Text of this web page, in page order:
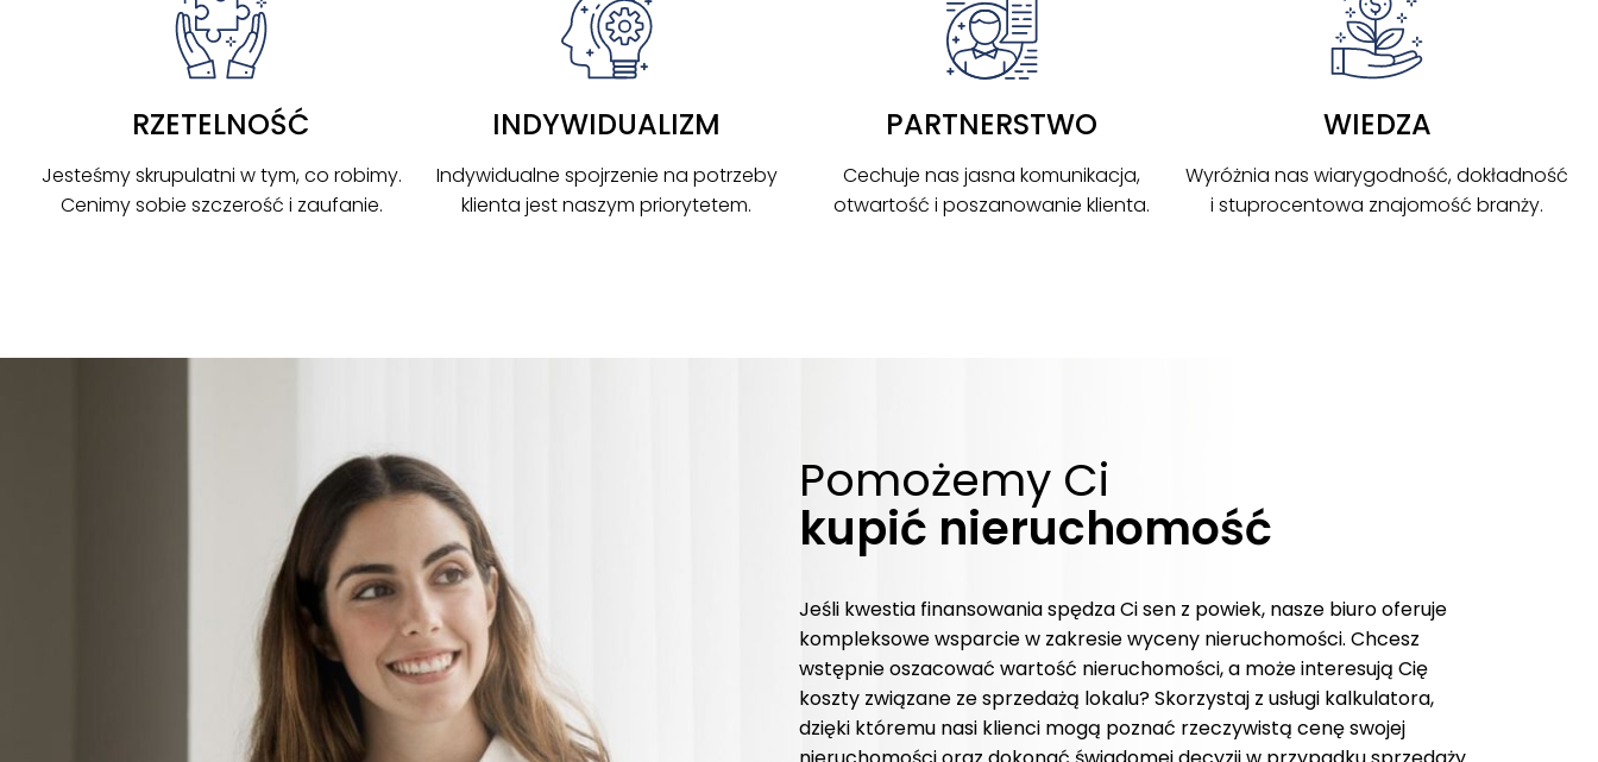
RZETELNOŚĆ
Jesteśmy skrupulatni w tym, co robimy.
Cenimy sobie szczerość i zaufanie.
INDYWIDUALIZM
Indywidualne spojrzenie na potrzeby
klienta jest naszym priorytetem.
PARTNERSTWO
Cechuje nas jasna komunikacja,
otwartość i poszanowanie klienta.
WIEDZA
Wyróżnia nas wiarygodność, dokładność
i stuprocentowa znajomość branży.
Pomożemy Ci
kupić nieruchomość
Jeśli kwestia finansowania spędza Ci sen z powiek, nasze biuro oferuje
kompleksowe wsparcie w zakresie wyceny nieruchomości. Chcesz
wstępnie oszacować wartość nieruchomości, a może interesują Cię
koszty związane ze sprzedażą lokalu? Skorzystaj z usługi kalkulatora,
dzięki któremu nasi klienci mogą poznać rzeczywistą cenę swojej